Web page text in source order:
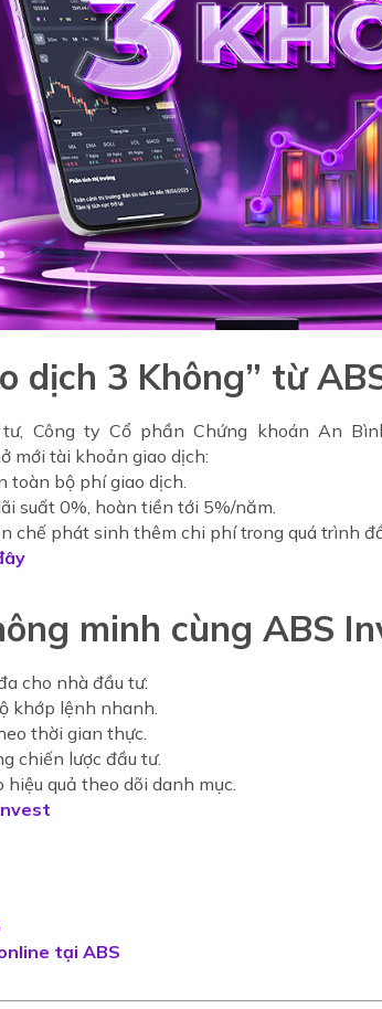
dịch 3 Không” từ
Công ty Cổ phần Chứng khoán An
mới tài khoản giao dịch:
toàn bộ phí giao dịch.
suất 0%, hoàn tiền tới 5%/năm.
chế phát sinh thêm chi phí trong quá trình
minh cùng ABS
cho nhà đầu tư:
khớp lệnh nhanh.
thời gian thực.
chiến lược đầu tư.
hiệu quả theo dõi danh mục.
tại ABS